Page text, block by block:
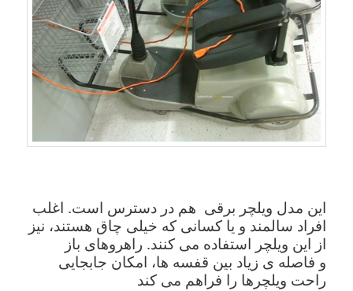
این مدل ویلچر برقی هم در دسترس است. اغلب
افراد سالمند و یا کسانی که خیلی چاق هستند، نیز
از این ویلچر استفاده می کنند. راهروهای باز
و فاصله ی زیاد بین قفسه ها، امکان جابجایی
راحت ویلچرها را فراهم می کند